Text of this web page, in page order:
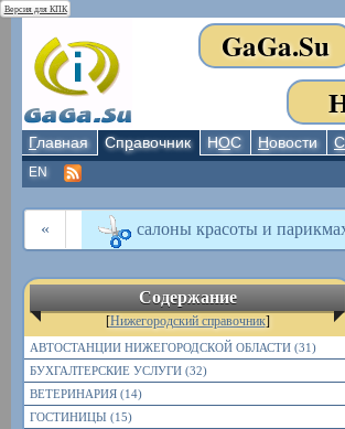
Версия для КПК
GaGa.Su
Главная Справочник НОС Новости С
EN
« салоны красоты и
Содержание
[Нижегородский справочник]
АВТОСТАНЦИИ НИЖЕГОРОДСКОЙ ОБЛАСТИ (31)
БУХГАЛТЕРСКИЕ УСЛУГИ (32)
ВЕТЕРИНАРИЯ (14)
ГОСТИНИЦЫ (15)